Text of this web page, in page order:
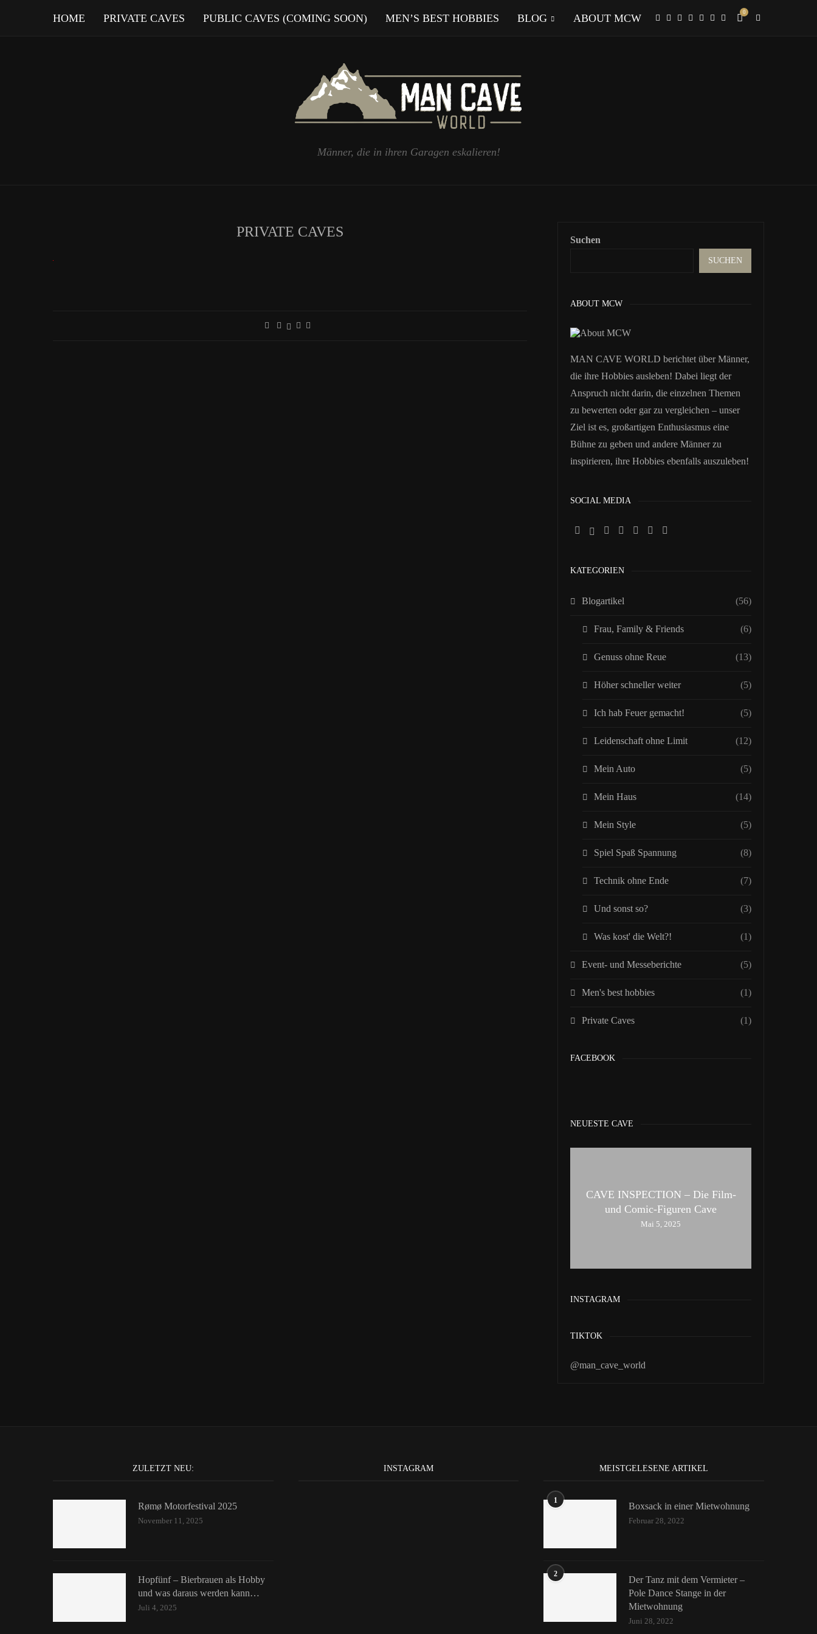
HOME PRIVATE CAVES PUBLIC CAVES (COMING SOON) MEN’S BEST HOBBIES BLOG ABOUT MCW 0
Männer, die in ihren Garagen eskalieren!
PRIVATE CAVES
Suchen
SUCHEN
ABOUT MCW
MAN CAVE WORLD berichtet über Männer,
die ihre Hobbies ausleben! Dabei liegt der
Anspruch nicht darin, die einzelnen Themen
zu bewerten oder gar zu vergleichen – unser
Ziel ist es, großartigen Enthusiasmus eine
Bühne zu geben und andere Männer zu
inspirieren, ihre Hobbies ebenfalls auszuleben!
SOCIAL MEDIA
KATEGORIEN
Blogartikel (56)
Frau, Family & Friends (6)
Genuss ohne Reue (13)
Höher schneller weiter (5)
Ich hab Feuer gemacht! (5)
Leidenschaft ohne Limit (12)
Mein Auto (5)
Mein Haus (14)
Mein Style (5)
Spiel Spaß Spannung (8)
Technik ohne Ende (7)
Und sonst so? (3)
Was kost' die Welt?! (1)
Event- und Messeberichte (5)
Men's best hobbies (1)
Private Caves (1)
FACEBOOK
NEUESTE CAVE
CAVE INSPECTION – Die Film-
und Comic-Figuren Cave
Mai 5, 2025
INSTAGRAM
TIKTOK
@man_cave_world
ZULETZT NEU:
Rømø Motorfestival 2025
November 11, 2025
Hopfünf – Bierbrauen als Hobby
und was daraus werden kann…
Juli 4, 2025
INSTAGRAM MEISTGELESENE ARTIKEL
1
Boxsack in einer Mietwohnung
Februar 28, 2022
2
Der Tanz mit dem Vermieter –
Pole Dance Stange in der
Mietwohnung
Juni 28, 2022